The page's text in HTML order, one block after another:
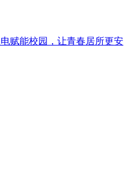
赋能校园，让青春居所更安